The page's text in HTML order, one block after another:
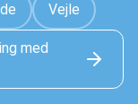
Vejle
med